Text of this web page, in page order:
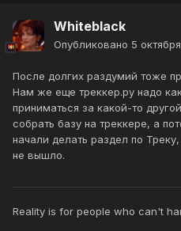
Whiteblack
Опубликовано 5
После долгих раздумий тоже
Нам же еще треккер.ру надо
приниматься за какой-то
собрать базу на треккере, а
начали делать раздел по
не вышло.
Reality is for people who can't